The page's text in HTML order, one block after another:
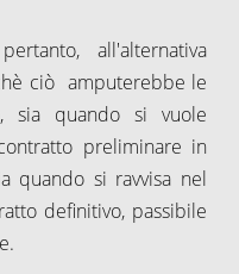
all'alternativa
ciò amputerebbe le
sia quando si vuole
preliminare in
quando si ravvisa nel
definitivo, passibile